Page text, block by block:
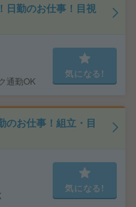
日勤のお仕事！目視
通勤OK
気になる!
のお仕事！組立・目
気になる!